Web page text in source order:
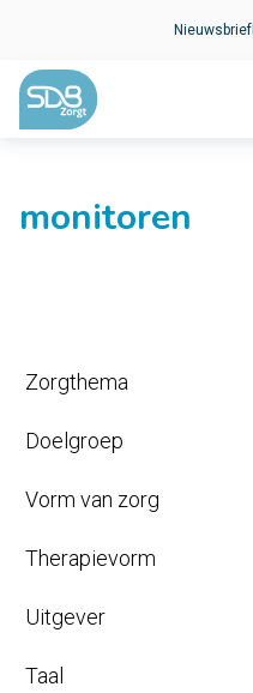
Nieuwsbrief
monitoren
Zorgthema
Doelgroep
Vorm van zorg
Therapievorm
Uitgever
Taal